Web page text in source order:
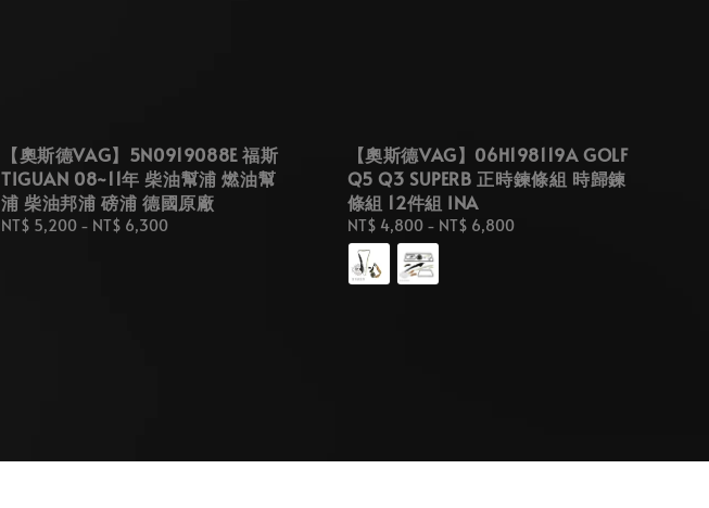
【奧斯德VAG】5N0919088E 福斯
TIGUAN 08~11年 柴油幫浦 燃油幫
浦 柴油邦浦 磅浦 德國原廠
Regular
NT$ 5,200 - NT$ 6,300
【奧斯德VAG】06H198119A GOLF
Q5 Q3 SUPERB 正時鍊條組 時歸鍊
條組 12件組 INA
Regular
price
NT$ 4,800- NT$ 6,800